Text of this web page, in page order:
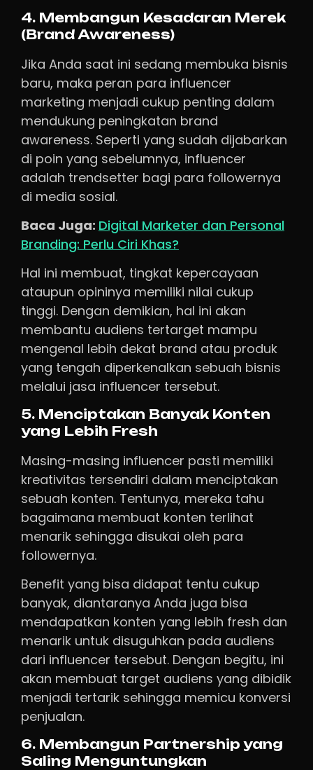
4. Membangun Kesadaran Merek
(Brand Awareness)
Jika Anda saat ini sedang membuka bisnis
baru, maka peran para influencer
marketing menjadi cukup penting dalam
mendukung peningkatan brand
awareness. Seperti yang sudah dijabarkan
di poin yang sebelumnya, influencer
adalah trendsetter bagi para followernya
di media sosial.
Baca Juga: Digital Marketer dan Personal
Branding: Perlu Ciri Khas?
Hal ini membuat, tingkat kepercayaan
ataupun opininya memiliki nilai cukup
tinggi. Dengan demikian, hal ini akan
membantu audiens tertarget mampu
mengenal lebih dekat brand atau produk
yang tengah diperkenalkan sebuah bisnis
melalui jasa influencer tersebut.
5. Menciptakan Banyak Konten
yang Lebih Fresh
Masing-masing influencer pasti memiliki
kreativitas tersendiri dalam menciptakan
sebuah konten. Tentunya, mereka tahu
bagaimana membuat konten terlihat
menarik sehingga disukai oleh para
followernya.
Benefit yang bisa didapat tentu cukup
banyak, diantaranya Anda juga bisa
mendapatkan konten yang lebih fresh dan
menarik untuk disuguhkan pada audiens
dari influencer tersebut. Dengan begitu, ini
akan membuat target audiens yang dibidik
menjadi tertarik sehingga memicu konversi
penjualan.
6. Membangun Partnership yang
Saling Menguntungkan